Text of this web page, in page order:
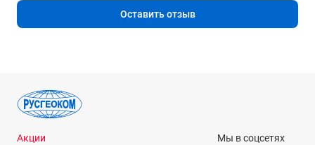
Оставить отзыв
Акции
Мы в соцсетях